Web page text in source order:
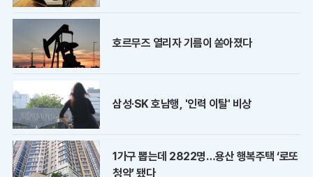
호르무즈 열리자 기름이 쏟아졌다
삼성·SK 호남행, '인력 이탈' 비상
1가구 뽑는데 2822명…용산 행복주택 ‘로또
청약’ 됐다